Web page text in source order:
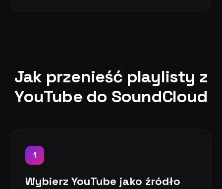
Jak przenieść playlisty z
YouTube do SoundCloud
1
Wybierz YouTube jako źródło